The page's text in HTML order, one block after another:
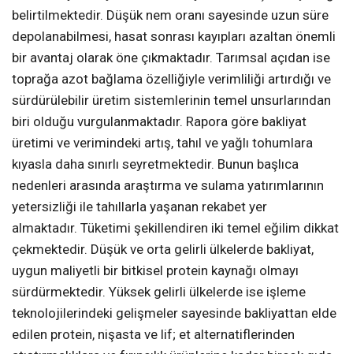
belirtilmektedir. Düşük nem oranı sayesinde uzun süre
depolanabilmesi, hasat sonrası kayıpları azaltan önemli
bir avantaj olarak öne çıkmaktadır. Tarımsal açıdan ise
toprağa azot bağlama özelliğiyle verimliliği artırdığı ve
sürdürülebilir üretim sistemlerinin temel unsurlarından
biri olduğu vurgulanmaktadır. Rapora göre bakliyat
üretimi ve verimindeki artış, tahıl ve yağlı tohumlara
kıyasla daha sınırlı seyretmektedir. Bunun başlıca
nedenleri arasında araştırma ve sulama yatırımlarının
yetersizliği ile tahıllarla yaşanan rekabet yer
almaktadır. Tüketimi şekillendiren iki temel eğilim dikkat
çekmektedir. Düşük ve orta gelirli ülkelerde bakliyat,
uygun maliyetli bir bitkisel protein kaynağı olmayı
sürdürmektedir. Yüksek gelirli ülkelerde ise işleme
teknolojilerindeki gelişmeler sayesinde bakliyattan elde
edilen protein, nişasta ve lif; et alternatiflerinden